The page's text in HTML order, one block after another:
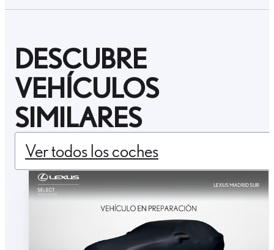
DESCUBRE
VEHÍCULOS
SIMILARES
Ver todos los coches